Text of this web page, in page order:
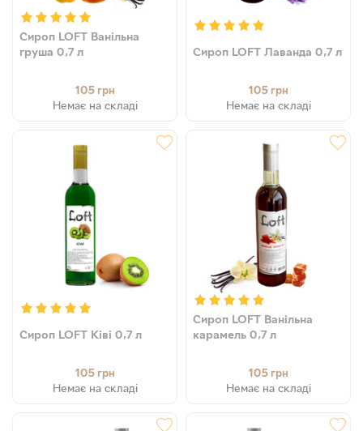
Сироп LOFT Ванільна
груша 0,7 л
105 грн
Немає на складі
Сироп LOFT Лаванда 0,7 л
105 грн
Немає на складі
Сироп LOFT Ківі 0,7 л
105 грн
Немає на складі
Сироп LOFT Ванільна
карамель 0,7 л
105 грн
Немає на складі